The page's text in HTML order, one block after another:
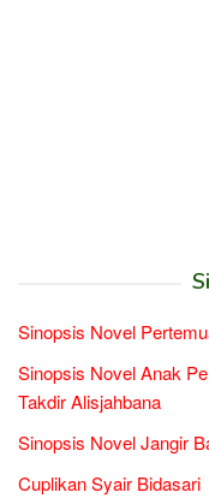
Sinopsis Novel
Sinopsis Novel Anak
Takdir Alisjahbana
Sinopsis Novel Jangir
Cuplikan Syair Bidasari